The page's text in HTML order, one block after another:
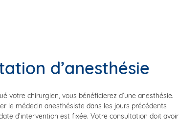
d’anesthésie
votre chirurgien, vous bénéficierez d’une anesthésie.
le médecin anesthésiste dans les jours précédents
d’intervention est fixée. Votre consultation doit avoir